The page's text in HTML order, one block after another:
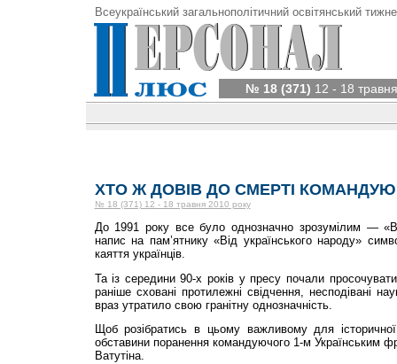
Всеукраїнський загальнополітичний освітянський
№ 18 (371) 12 - 18
ХТО Ж ДОВІВ ДО СМЕРТІ
№ 18 (371) 12 - 18 травня 2010 року
До 1991 року все було однозначно зрозумілим —
напис на пам’ятнику «Від українського народу»
каяття українців.
Та із середини 90-х років у пресу почали
раніше сховані протилежні свідчення, несподівані
враз утратило свою гранітну однозначність.
Щоб розібратись в цьому важливому для
обставини поранення командуючого 1-м Українським
Ватутіна.